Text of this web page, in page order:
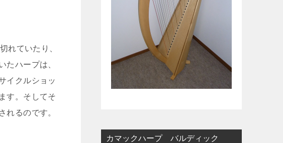
れていたり、
たハープは、
イクルショッ
す。そしてそ
れるのです。
カマックハープ バルディック